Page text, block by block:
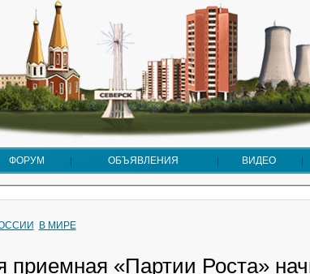
ФОРУМ ОБЪЯВЛЕНИЯ ВИДЕО
В МИРЕ
приемная «Партии Роста»